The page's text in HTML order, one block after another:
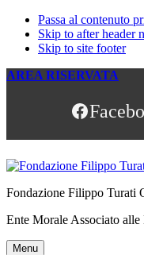
Passa al contenuto
Skip to after header
Skip to site footer
AREA RISERVATA
Fondazione Filippo Turati
Ente Morale Associato
Menu